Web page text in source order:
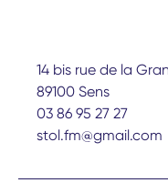
14 bis rue de la
89100 Sens
03 86 95 27 27
stol.fm@gmail.com